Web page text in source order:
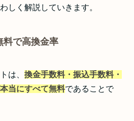
しく解説していきます。
料で高換金率
は、 換金手数料・振込手数料・
当にすべて無料であることで